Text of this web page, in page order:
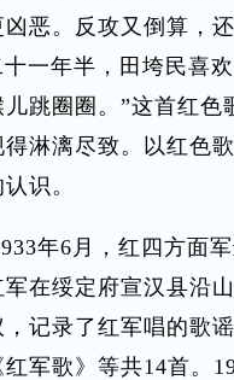
恶。反攻又倒算，
一年半，田垮民喜
跳圈圈。”这首红色
淋漓尽致。以红色
识。
年6月，红四方面
在绥定府宣汉县沿
记录了红军唱的歌
军歌》等共14首。